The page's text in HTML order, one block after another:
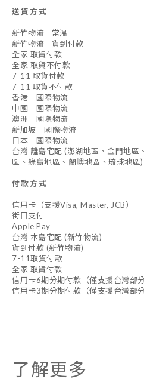
送貨方式
新竹物流 - 常溫
新竹物流 - 貨到付款
全家 取貨付款
全家 取貨不付款
7-11 取貨付款
7-11 取貨不付款
香港｜國際物流
中國｜國際物流
澳洲｜國際物流
新加坡｜國際物流
日本｜國際物流
台灣 離島宅配 (澎湖地區、金門地區
區、綠島地區、蘭嶼地區、琉球地區)
付款方式
信用卡（支援Visa, Master, JCB）
街口支付
Apple Pay
台灣 本島宅配 (新竹物流)
貨到付款 (新竹物流)
7-11取貨付款
全家 取貨付款
信用卡6期分期付款（僅支援台灣部
信用卡3期分期付款（僅支援台灣部
了解更多